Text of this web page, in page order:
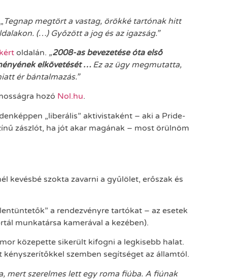
Tegnap megtört a vastag, örökké tartónak hitt
(…) Győzött a jog és az igazság.”
oldalán. „2008-as bevezetése óta első
elkövetését … Ez az ügy megmutatta,
ér bántalmazás.”
hozó Nol.hu.
„liberális” aktivistaként – aki a Pride-
zászlót, ha jót akar magának – most örülnöm
kevésbé szokta zavarni a gyűlölet, erőszak és
a rendezvényre tartókat – az esetek
munkatársa kamerával a kezében).
közepette sikerült kifogni a legkisebb halat.
szemben segítséget az államtól.
mert szerelmes lett egy roma fiúba. A fiúnak